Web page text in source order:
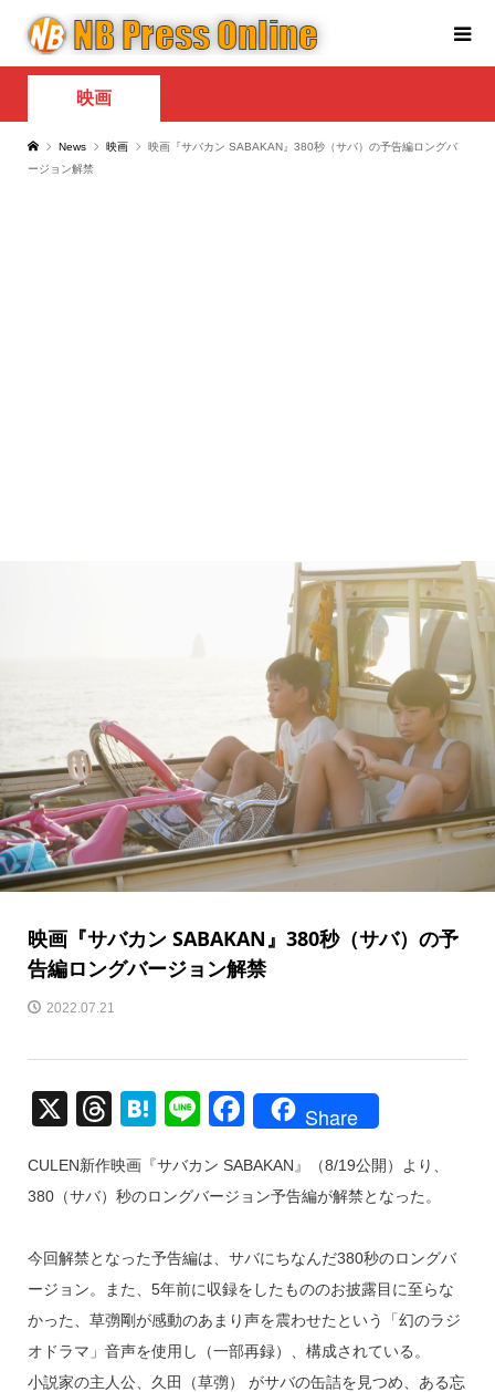
映画
News 映画
映画『サバカン SABAKAN』380秒（サバ）の予告編ロングバ
ージョン解禁
映画『サバカン SABAKAN』380秒（サバ）の予
告編ロングバージョン解禁
2022.07.21
X
T
e
a
d
s
H
e
n
a
Li
e
F
c
e
b
o
o
k
Share
CULEN新作映画『サバカン SABAKAN』（8/19公開）より、
380（サバ）秒のロングバージョン予告編が解禁となった。
今回解禁となった予告編は、サバにちなんだ380秒のロングバ
ージョン。また、5年前に収録をしたもののお披露目に至らな
かった、草彅剛が感動のあまり声を震わせたという「幻のラジ
オドラマ」音声を使用し（一部再録）、構成されている。
小説家の主人公、久田（草彅） がサバの缶詰を見つめ、ある忘